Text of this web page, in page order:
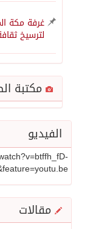
لترسيخ
مكتبة
الفيديو
مقالات